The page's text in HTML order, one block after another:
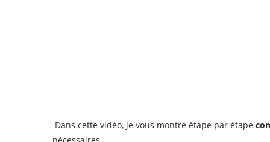
Dans cette vidéo, je vous montre étape par étape